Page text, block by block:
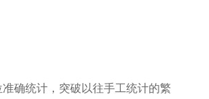
确统计，突破以往手工统计的繁